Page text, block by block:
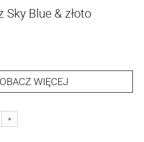
Sky Blue & złoto
WIĘCEJ
»